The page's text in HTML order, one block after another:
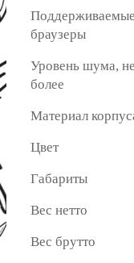
Поддерживаемые
браузеры
Уровень шума, не
более
Материал
Цвет
Габариты
Вес нетто
Вес брутто